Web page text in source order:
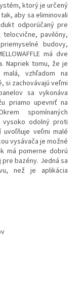
ktorý je určený
aby sa eliminovali
odporúčaný pre
pavilóny,
budovy,
má dve
Napriek tomu, že je
vzhľadom na
si zachovávajú veľmi
sa vykonáva
priamo upevniť na
spomínaných
odolný proti
uvoľňuje veľmi malé
vysávača je možné
má pomerne dobrú
bazény. Jedná sa
než je aplikácia